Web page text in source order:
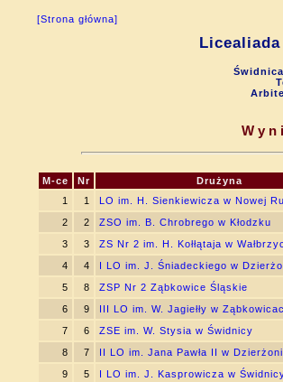
[Strona główna]
M-ce Nr
Drużyna
1
1
LO im. H. Sienkiewicza w Nowej
2
2
ZSO im. B. Chrobrego w Kłodzku
3
3
ZS Nr 2 im. H. Kołłątaja w
4
4
I LO im. J. Śniadeckiego w
5
8
ZSP Nr 2 Ząbkowice Śląskie
6
9
III LO im. W. Jagiełły w
7
6
ZSE im. W. Stysia w Świdnicy
8
7
II LO im. Jana Pawła II w
9
5 I LO im. J. Kasprowicza w